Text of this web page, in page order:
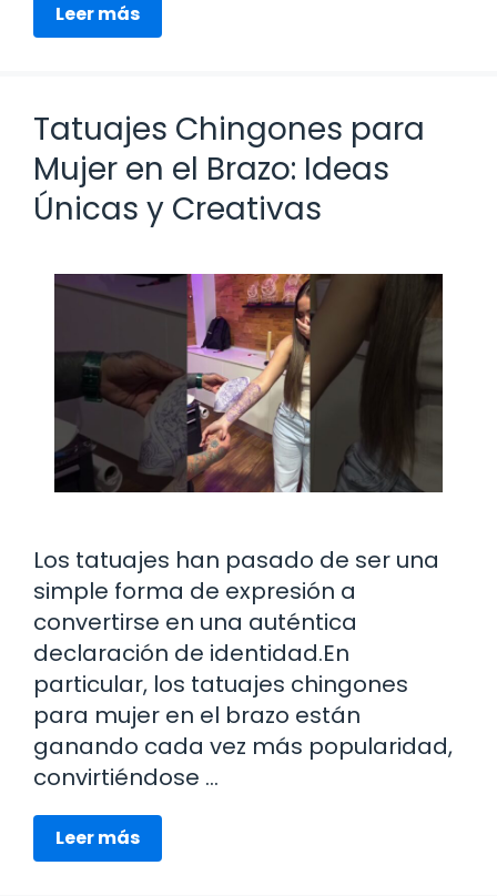
Leer más
Tatuajes Chingones para
Mujer en el Brazo: Ideas
Únicas y Creativas
Los tatuajes han pasado de ser una
simple forma de expresión a
convertirse en una auténtica
declaración de identidad.En
particular, los tatuajes chingones
para mujer en el brazo están
ganando cada vez más popularidad,
convirtiéndose …
Leer más